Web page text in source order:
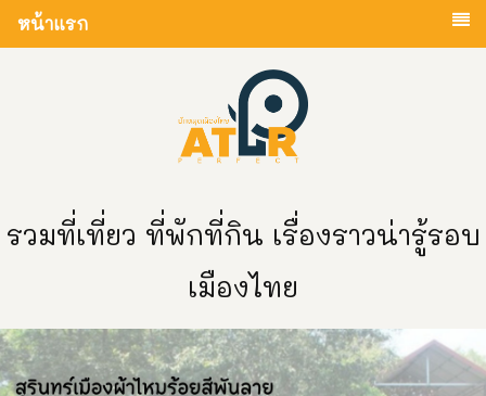
หน้าแรก
รวมที่เที่ยว ที่พักที่กิน เรื่องราวน่ารู้รอบ
เมืองไทย